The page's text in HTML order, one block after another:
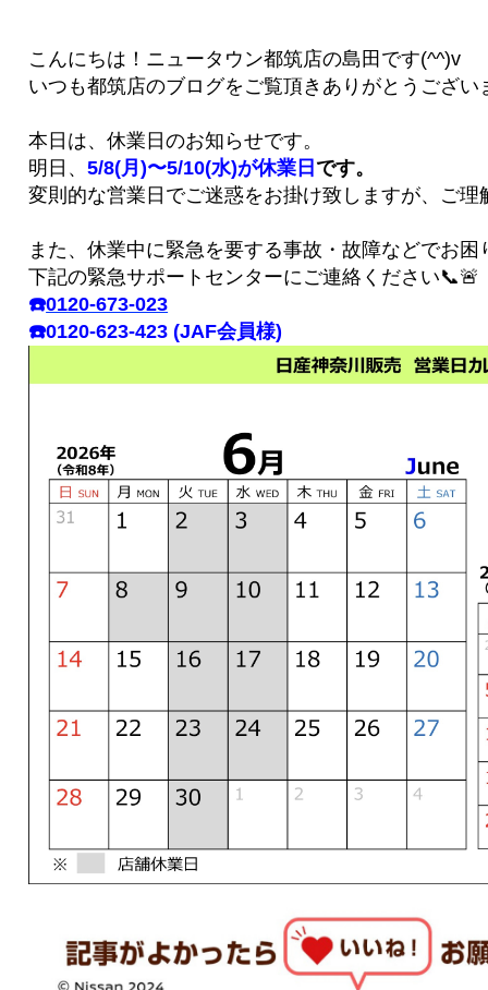
こんにちは！ニュータウン都筑店の島田です(^^)v
いつも都筑店のブログをご覧頂きありがとうござい
本日は、休業日のお知らせです。
明日、5/8(月)〜5/10(水)が休業日 です。
変則的な営業日でご迷惑をお掛け致しますが、ご
また、休業中に緊急を要する事故・故障などでお困
下記の緊急サポートセンターにご連絡ください📞🚨
☎️0120-673-023
☎️0120-623-423 (JAF会員様)